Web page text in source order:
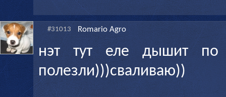
#31013 Romario Agro
нэт тут еле дышит по
полезли)))сваливаю))